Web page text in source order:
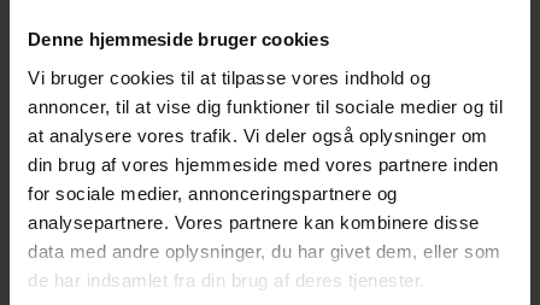
Denne hjemmeside bruger cookies
Vi bruger cookies til at tilpasse vores indhold og
annoncer, til at vise dig funktioner til sociale medier og til
at analysere vores trafik. Vi deler også oplysninger om
din brug af vores hjemmeside med vores partnere inden
for sociale medier, annonceringspartnere og
analysepartnere. Vores partnere kan kombinere disse
data med andre oplysninger, du har givet dem, eller som
de har indsamlet fra din brug af deres tjenester.
ansvarsforsikring.
Antal personer
Værelse